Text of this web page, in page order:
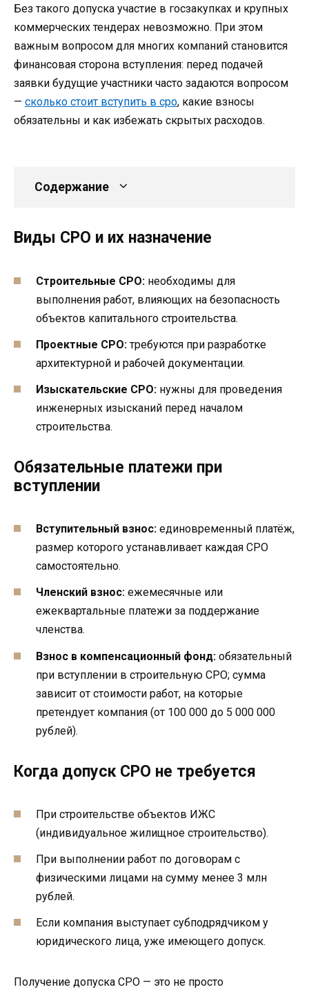
Без такого допуска участие в госзакупках и крупных
коммерческих тендерах невозможно. При этом
важным вопросом для многих компаний становится
финансовая сторона вступления: перед подачей
заявки будущие участники часто задаются вопросом
— сколько стоит вступить в сро, какие взносы
обязательны и как избежать скрытых расходов.
Содержание
Виды СРО и их назначение
Строительные СРО: необходимы для
выполнения работ, влияющих на безопасность
объектов капитального строительства.
Проектные СРО: требуются при разработке
архитектурной и рабочей документации.
Изыскательские СРО: нужны для проведения
инженерных изысканий перед началом
строительства.
Обязательные платежи при
вступлении
Вступительный взнос: единовременный платёж,
размер которого устанавливает каждая СРО
самостоятельно.
Членский взнос: ежемесячные или
ежеквартальные платежи за поддержание
членства.
Взнос в компенсационный фонд: обязательный
при вступлении в строительную СРО; сумма
зависит от стоимости работ, на которые
претендует компания (от 100 000 до 5 000 000
рублей).
Когда допуск СРО не требуется
При строительстве объектов ИЖС
(индивидуальное жилищное строительство).
При выполнении работ по договорам с
физическими лицами на сумму менее 3 млн
рублей.
Если компания выступает субподрядчиком у
юридического лица, уже имеющего допуск.
Получение допуска СРО — это не просто